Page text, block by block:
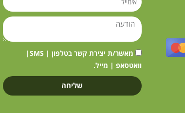
מאשר/ת יצירת קשר בטלפון | SMS|
וואטסאפ | מייל.
שליחה